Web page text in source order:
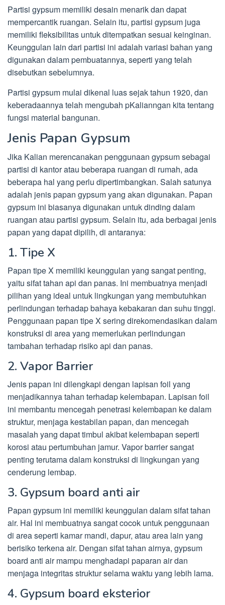
Partisi gypsum memiliki desain menarik dan dapat
mempercantik ruangan. Selain itu, partisi gypsum juga
memiliki fleksibilitas untuk ditempatkan sesuai keinginan.
Keunggulan lain dari partisi ini adalah variasi bahan yang
digunakan dalam pembuatannya, seperti yang telah
disebutkan sebelumnya.
Partisi gypsum mulai dikenal luas sejak tahun 1920, dan
keberadaannya telah mengubah pKalianngan kita tentang
fungsi material bangunan.
Jenis Papan Gypsum
Jika Kalian merencanakan penggunaan gypsum sebagai
partisi di kantor atau beberapa ruangan di rumah, ada
beberapa hal yang perlu dipertimbangkan. Salah satunya
adalah jenis papan gypsum yang akan digunakan. Papan
gypsum ini biasanya digunakan untuk dinding dalam
ruangan atau partisi gypsum. Selain itu, ada berbagai jenis
papan yang dapat dipilih, di antaranya:
1. Tipe X
Papan tipe X memiliki keunggulan yang sangat penting,
yaitu sifat tahan api dan panas. Ini membuatnya menjadi
pilihan yang ideal untuk lingkungan yang membutuhkan
perlindungan terhadap bahaya kebakaran dan suhu tinggi.
Penggunaan papan tipe X sering direkomendasikan dalam
konstruksi di area yang memerlukan perlindungan
tambahan terhadap risiko api dan panas.
2. Vapor Barrier
Jenis papan ini dilengkapi dengan lapisan foil yang
menjadikannya tahan terhadap kelembapan. Lapisan foil
ini membantu mencegah penetrasi kelembapan ke dalam
struktur, menjaga kestabilan papan, dan mencegah
masalah yang dapat timbul akibat kelembapan seperti
korosi atau pertumbuhan jamur. Vapor barrier sangat
penting terutama dalam konstruksi di lingkungan yang
cenderung lembap.
3. Gypsum board anti air
Papan gypsum ini memiliki keunggulan dalam sifat tahan
air. Hal ini membuatnya sangat cocok untuk penggunaan
di area seperti kamar mandi, dapur, atau area lain yang
berisiko terkena air. Dengan sifat tahan airnya, gypsum
board anti air mampu menghadapi paparan air dan
menjaga integritas struktur selama waktu yang lebih lama.
4. Gypsum board eksterior